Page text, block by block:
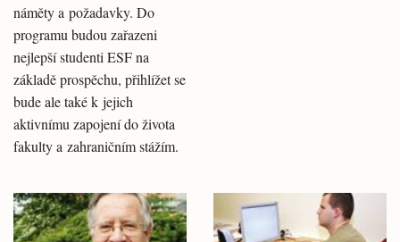
náměty a požadavky. Do
programu budou zařazeni
nejlepší studenti ESF na
základě prospěchu, přihlížet se
bude ale také k jejich
aktivnímu zapojení do života
fakulty a zahraničním stážím.